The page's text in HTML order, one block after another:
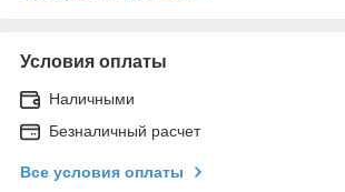
Условия оплаты
Наличными
Безналичный расчет
Все условия оплаты